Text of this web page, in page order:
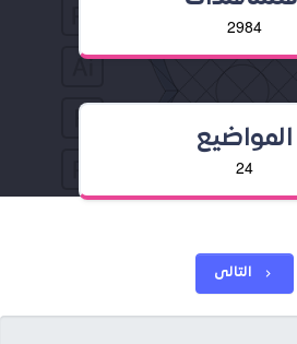
2984
المواضيع
24
chevron_right التالى